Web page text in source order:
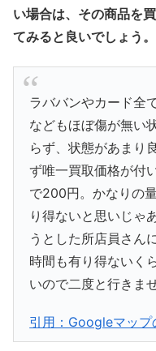
い場合は、その商品を
てみると良いでしょう。
ラババンやカード全
などもほぼ傷が無い
らず、状態があまり
ず唯一買取価格が付
で200円。かなりの
り得ないと思いじゃ
うとした所店員さん
時間も有り得ないく
いので二度と行きませ
引用：Googleマップ